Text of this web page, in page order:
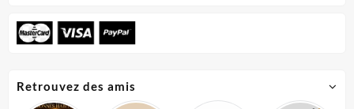
Retrouvez des amis